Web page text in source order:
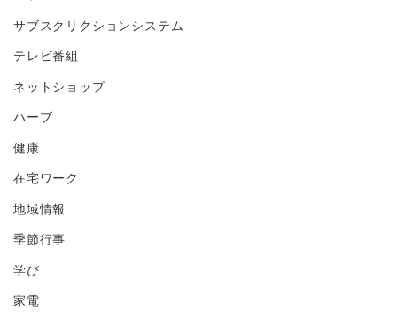
サブスクリクションシステム
テレビ番組
ネットショップ
ハーブ
健康
在宅ワーク
地域情報
季節行事
学び
家電